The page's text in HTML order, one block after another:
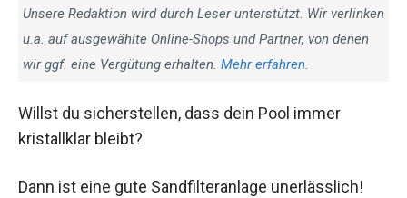
Unsere Redaktion wird durch Leser unterstützt. Wir verlinken
u.a. auf ausgewählte Online-Shops und Partner, von denen
wir ggf. eine Vergütung erhalten. Mehr erfahren.
Willst du sicherstellen, dass dein Pool immer
kristallklar bleibt?
Dann ist eine gute Sandfilteranlage unerlässlich!